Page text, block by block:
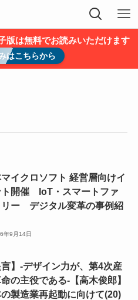
版は無料でお読みいただけます
はこちらから
マイクロソフト 経営層向けイ
ト開催 IoT・スマートファ
リー デジタル変革の事例紹
年9月14日
言】-デザイン力が、第4次産
の主役である-【高木俊郎】
の製造業再起動に向けて(20)